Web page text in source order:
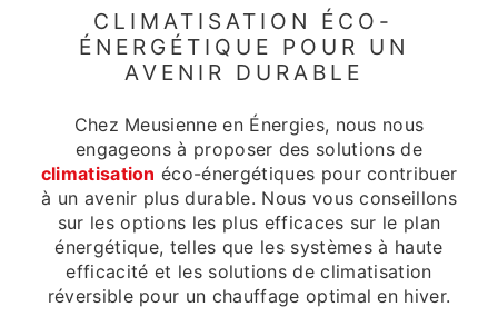
CLIMATISATION ÉCO-
ÉNERGÉTIQUE POUR UN
AVENIR DURABLE
Chez Meusienne en Énergies, nous nous
engageons à proposer des solutions de
climatisation éco-énergétiques pour contribuer
à un avenir plus durable. Nous vous conseillons
sur les options les plus efficaces sur le plan
énergétique, telles que les systèmes à haute
efficacité et les solutions de climatisation
réversible pour un chauffage optimal en hiver.